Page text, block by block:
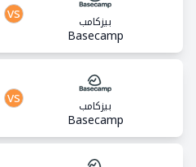
بيزكامب
Basecamp
vs
بيزكامب
Basecamp
vs